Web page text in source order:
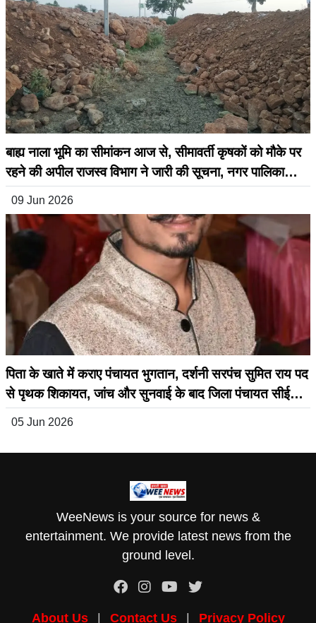
बाह्य नाला भूमि का सीमांकन आज से, सीमावर्ती कृषकों को मौके पर
रहने की अपील राजस्व विभाग ने जारी की सूचना, नगर पालिका
सिहोरा के अनुरोध पर होगी कार्रवाई
09 Jun 2026
पिता के खाते में कराए पंचायत भुगतान, दर्शनी सरपंच सुमित राय पद
से पृथक शिकायत, जांच और सुनवाई के बाद जिला पंचायत सीईओ
ने जारी किया बड़ा आदेश
05 Jun 2026
WeeNews is your source for news &
entertainment. We provide latest news from the
ground level.
About Us | Contact Us | Privacy Policy